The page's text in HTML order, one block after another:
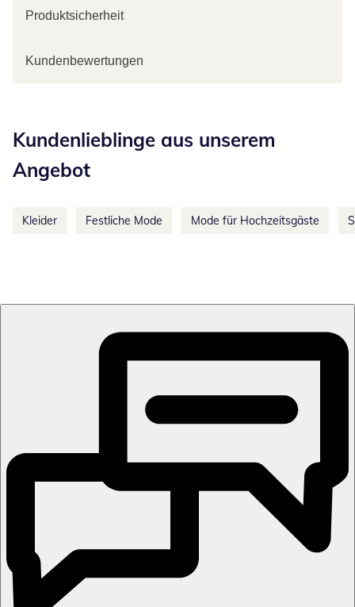
Produktsicherheit
Kundenbewertungen
Kundenlieblinge aus unserem
Angebot
Kleider Festliche Mode Mode für Hochzeitsgäste